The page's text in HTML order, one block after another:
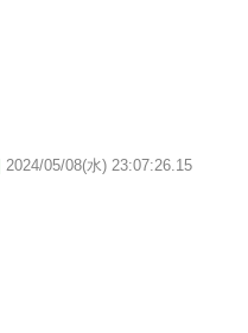
2024/05/08(水) 23:07:26.15